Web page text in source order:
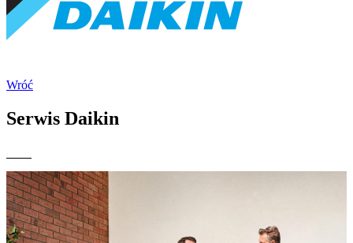
Wróć
Serwis Daikin